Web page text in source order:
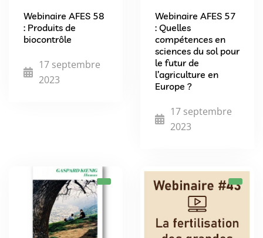
Webinaire AFES 58
: Produits de
biocontrôle
17 septembre
2023
Webinaire AFES 57
: Quelles
compétences en
sciences du sol pour
le futur de
l’agriculture en
Europe ?
17 septembre
2023